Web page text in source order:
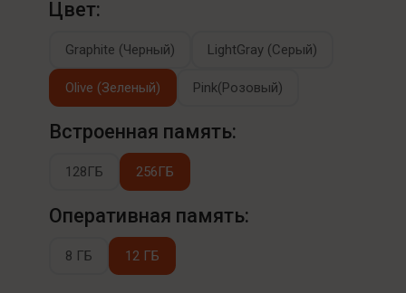
Цвет:
Graphite (Черный) LightGray (Серый)
Olive (Зеленый) Pink(Розовый)
Встроенная память:
128ГБ 256ГБ
Оперативная память:
8 ГБ 12 ГБ